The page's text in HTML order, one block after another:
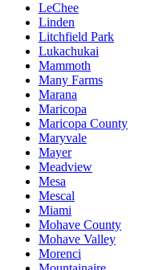
LeChee
Linden
Litchfield Park
Lukachukai
Mammoth
Many Farms
Marana
Maricopa
Maricopa County
Maryvale
Mayer
Meadview
Mesa
Mescal
Miami
Mohave County
Mohave Valley
Morenci